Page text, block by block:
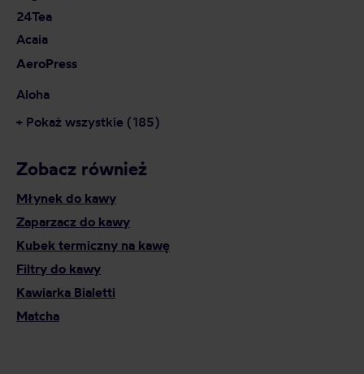
Julekaffee, czyli specjalnej kawy świątecznej.
24Tea
Acaia
AeroPress
Aloha
+ Pokaż wszystkie (185)
Zobacz również
Młynek do kawy
Zaparzacz do kawy
Kubek termiczny na kawę
Filtry do kawy
Kawiarka Bialetti
Matcha